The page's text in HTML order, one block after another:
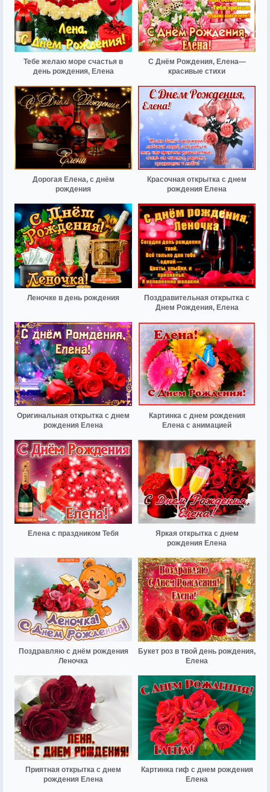
Тебе желаю море счастья в
день рождения, Елена
С Днём Рождения, Елена—
красивые стихи
Дорогая Елена, с днём
рождения
Красочная открытка с днем
рождения Елена
Леночке в день рождения
Поздравительная открытка с
Днем Рождения, Елена
Оригинальная открытка с днем
рождения Елена
Картинка с днем рождения
Елена с анимацией
Елена с праздником Тебя
Яркая открытка с днем
рождения Елена
Поздравляю с днём рождения
Леночка
Букет роз в твой день рождения,
Елена
Приятная открытка с днем
рождения Елена
Картинка гиф с днем рождения
Елена